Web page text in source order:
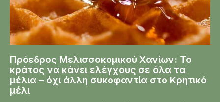
Πρόεδρος Μελισσοκομικού Χανίων: Το
κράτος να κάνει ελέγχους σε όλα τα
μέλια – όχι άλλη συκοφαντία στο Κρητικό
μέλι